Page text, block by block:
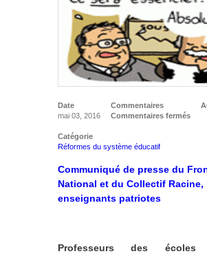
Date
mai 03, 2016
Commentaires
Commentaires fermés
Catégorie
Réformes du système éducatif
Communiqué de presse du
National et du Collectif Racine,
enseignants patriotes
Professeurs des